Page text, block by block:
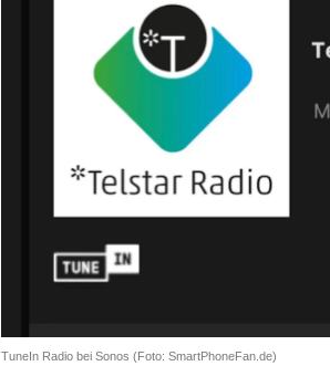
TuneIn Radio bei Sonos (Foto: SmartPhoneFan.de)